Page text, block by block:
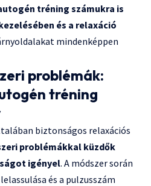
tréning számukra is
és a relaxáció
mindenképpen
problémák:
tréning
biztonságos relaxációs
problémákkal küzdők
igényel. A módszer során
és a pulzusszám